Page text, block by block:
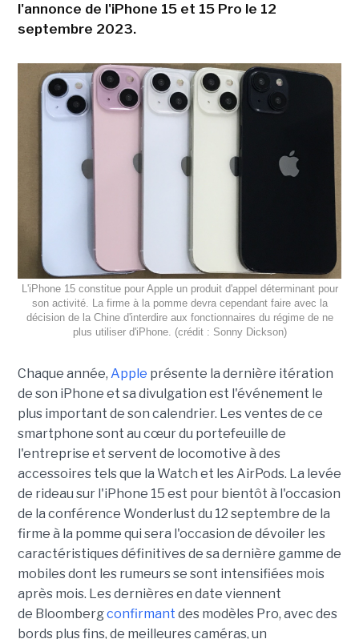
l'annonce de l'iPhone 15 et 15 Pro le 12
septembre 2023.
L'iPhone 15 constitue pour Apple un produit d'appel déterminant pour
son activité. La firme à la pomme devra cependant faire avec la
décision de la Chine d'interdire aux fonctionnaires du régime de ne
plus utiliser d'iPhone. (crédit : Sonny Dickson)
Chaque année, Apple présente la dernière itération
de son iPhone et sa divulgation est l'événement le
plus important de son calendrier. Les ventes de ce
smartphone sont au cœur du portefeuille de
l'entreprise et servent de locomotive à des
accessoires tels que la Watch et les AirPods. La levée
de rideau sur l'iPhone 15 est pour bientôt à l'occasion
de la conférence Wonderlust du 12 septembre de la
firme à la pomme qui sera l'occasion de dévoiler les
caractéristiques définitives de sa dernière gamme de
mobiles dont les rumeurs se sont intensifiées mois
après mois. Les dernières en date viennent
de Bloombergconfirmant des modèles Pro, avec des
bords plus fins, de meilleures caméras, un